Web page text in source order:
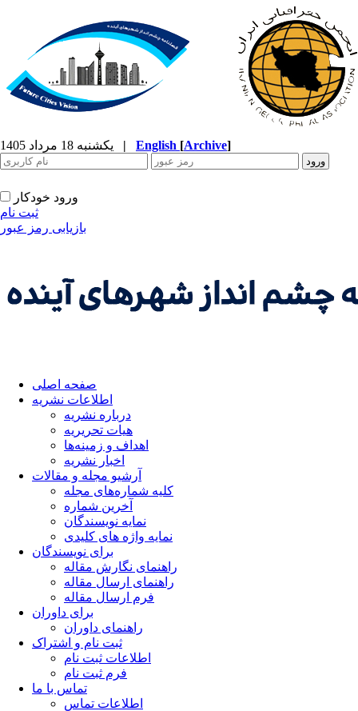
| English [Archive]
ورود خودکار
ثبت نام
بازیابی رمز عبور
صفحه اصلی
اطلاعات نشریه
درباره نشریه
هیات تحریریه
اهداف و زمینه‌ها
اخبار نشریه
آرشیو مجله و مقالات
کلیه شماره‌های مجله
آخرین شماره
نمایه نویسندگان
نمایه واژه های کلیدی
برای نویسندگان
راهنمای نگارش مقاله
راهنمای ارسال مقاله
فرم ارسال مقاله
برای داوران
راهنمای داوران
ثبت نام و اشتراک
اطلاعات ثبت نام
فرم ثبت نام
تماس با ما
اطلاعات تماس